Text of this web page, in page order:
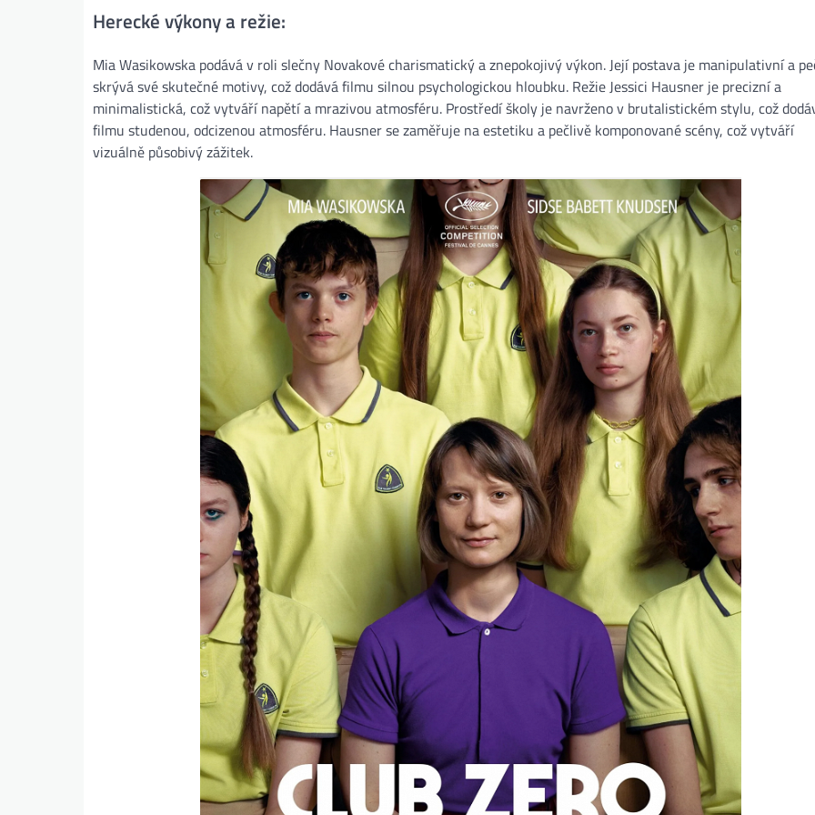
Herecké výkony a režie:
Mia Wasikowska podává v roli slečny Novakové charismatický a znepokojivý výkon. Její postava je manipulativní a
skrývá své skutečné motivy, což dodává filmu silnou psychologickou hloubku. Režie Jessici Hausner je precizní a
minimalistická, což vytváří napětí a mrazivou atmosféru. Prostředí školy je navrženo v brutalistickém stylu, což
filmu studenou, odcizenou atmosféru. Hausner se zaměřuje na estetiku a pečlivě komponované scény, což vytváří
vizuálně působivý zážitek​.